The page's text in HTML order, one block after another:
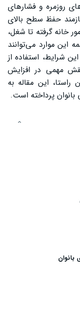
روزمره و فشارهای
حفظ سطح بالای
خانه گرفته تا شغل،
این موارد می‌توانند
شرایط، استفاده از
مهمی در افزایش
این مقاله به
پرداخته است.